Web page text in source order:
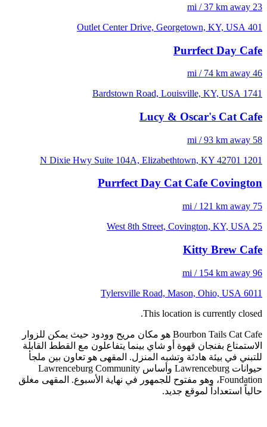
23 mi / 37 km away
401 Outlet Center Drive, Georgetown, KY, USA
Purrfect Day Cafe
46 mi / 74 km away
1741 Bardstown Road, Louisville, KY, USA
Lucy & Oscar's Cat Cafe
58 mi / 93 km away
1201 N Dixie Hwy Suite 104A, Elizabethtown, KY 42701
Purrfect Day Cat Cafe Covington
75 mi / 121 km away
25 West 8th Street, Covington, KY, USA
Kitty Brew Cafe
96 mi / 154 km away
6011 Tylersville Road, Mason, Ohio, USA
This location is currently closed.
Bourbon Tails Cat Cafe هو مكان مريح وودود حيث يمكن للزوار
الاستمتاع بفنجان قهوة أو شاي بينما يتفاعلون مع القطط القابلة
للتبني في بيئة هادئة وتشبه المنزل. المقهى هو تعاون بين ملجأ
حيوانات Lawrenceburg وأساس Lawrenceburg Community
Foundation، وهو مفتوح للجمهور في نهاية الأسبوع. المقهى مغلق
حالياً استعداداً لموقع جديد.